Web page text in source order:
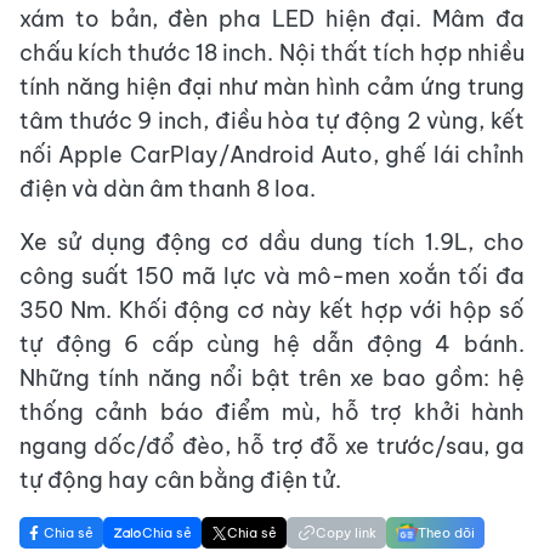
xám to bản, đèn pha LED hiện đại. Mâm đa
chấu kích thước 18 inch. Nội thất tích hợp nhiều
tính năng hiện đại như màn hình cảm ứng trung
tâm thước 9 inch, điều hòa tự động 2 vùng, kết
nối Apple CarPlay/Android Auto, ghế lái chỉnh
điện và dàn âm thanh 8 loa.
Xe sử dụng động cơ dầu dung tích 1.9L, cho
công suất 150 mã lực và mô-men xoắn tối đa
350 Nm. Khối động cơ này kết hợp với hộp số
tự động 6 cấp cùng hệ dẫn động 4 bánh.
Những tính năng nổi bật trên xe bao gồm: hệ
thống cảnh báo điểm mù, hỗ trợ khởi hành
ngang dốc/đổ đèo, hỗ trợ đỗ xe trước/sau, ga
tự động hay cân bằng điện tử.
Chia sẻ Chia sẻ Chia sẻ Copy link Theo dõi